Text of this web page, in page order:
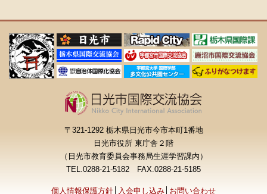
〒321-1292 栃木県日光市今市本町1番地
日光市役所 東庁舎２階
（日光市教育委員会事務局生涯学習課内）
TEL.0288-21-5182 FAX.0288-21-5185
個人情報保護方針 入会申し込み お問い合わせ